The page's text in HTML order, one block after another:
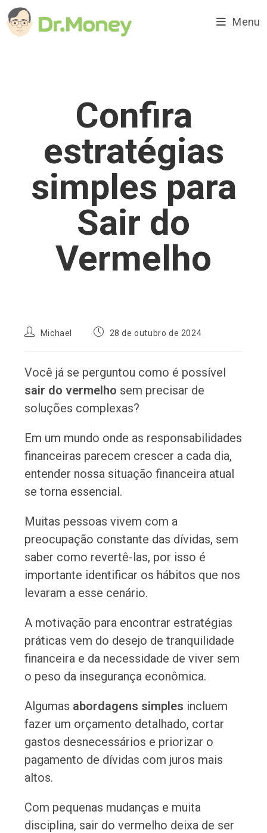
para
Menu
Confira
estratégias
simples para
Sair do
Vermelho
AutorMichael
Post28 de outubro de 2024
Você já se perguntou como é possível
sair do vermelho sem precisar de
soluções complexas?
Em um mundo onde as responsabilidades
financeiras parecem crescer a cada dia,
entender nossa situação financeira atual
se torna essencial.
Muitas pessoas vivem com a
preocupação constante das dívidas, sem
saber como revertê-las, por isso é
importante identificar os hábitos que nos
levaram a esse cenário.
A motivação para encontrar estratégias
práticas vem do desejo de tranquilidade
financeira e da necessidade de viver sem
o peso da insegurança econômica.
Algumas abordagens simples incluem
fazer um orçamento detalhado, cortar
gastos desnecessários e priorizar o
pagamento de dívidas com juros mais
altos.
Com pequenas mudanças e muita
disciplina, sair do vermelho deixa de ser